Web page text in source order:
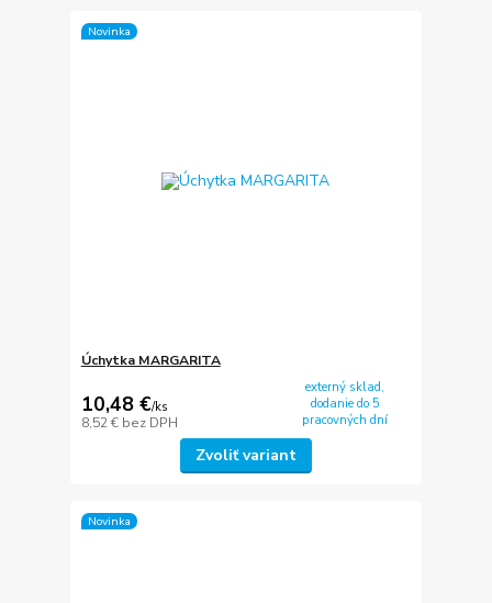
Novinka
Úchytka MARGARITA
10,48 €/ks
8,52 € bez DPH
externý sklad,
dodanie do 5
pracovných dní
Zvoliť variant
Novinka